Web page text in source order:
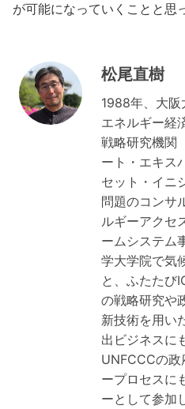
が可能になっていくことと思
松尾直樹
1988年、大阪
エネルギー経
戦略研究機関
ート・エキス
セット・イニ
問題のコンサ
ルギーアクセ
ームシステム
学大学院で気
と、ふたたび
の戦略研究や
新技術を用い
出ビジネスに
UNFCCCの政
ープロセスに
ーとして参加